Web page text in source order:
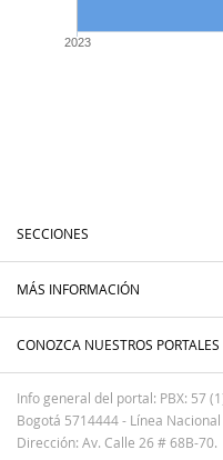
2023
SECCIONES
MÁS INFORMACIÓN
CONOZCA NUESTROS PORTALES
Info general del portal: PBX: 57
Bogotá 5714444 - Línea
Dirección: Av. Calle 26 # 68B-70.